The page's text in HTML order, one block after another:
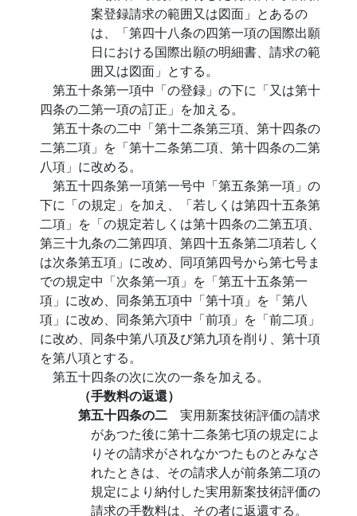
案登録請求の範囲又は図面」とあるの
は、「第四十八条の四第一項の国際出願
日における国際出願の明細書、請求の範
囲又は図面」とする。
第五十条第一項中「の登録」の下に「又は第十
四条の二第一項の訂正」を加える。
第五十条の二中「第十二条第三項、第十四条の
二第二項」を「第十二条第二項、第十四条の二第
八項」に改める。
第五十四条第一項第一号中「第五条第一項」の
下に「の規定」を加え、「若しくは第四十五条第
二項」を「の規定若しくは第十四条の二第五項、
第三十九条の二第四項、第四十五条第二項若しく
は次条第五項」に改め、同項第四号から第七号ま
での規定中「次条第一項」を「第五十五条第一
項」に改め、同条第五項中「第十項」を「第八
項」に改め、同条第六項中「前項」を「前二項」
に改め、同条中第八項及び第九項を削り、第十項
を第八項とする。
第五十四条の次に次の一条を加える。
（手数料の返還）
第五十四条の二 実用新案技術評価の請求
があつた後に第十二条第七項の規定によ
りその請求がされなかつたものとみなさ
れたときは、その請求人が前条第二項の
規定により納付した実用新案技術評価の
請求の手数料は、その者に返還する。